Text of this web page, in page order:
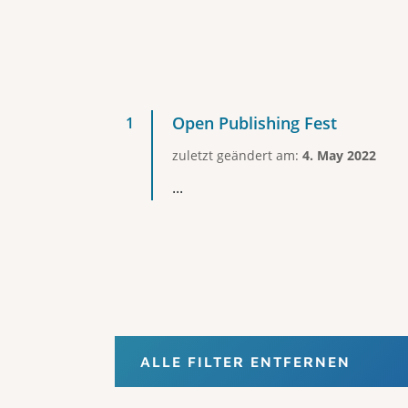
Open Publishing Fest
zuletzt geändert am: 4. May 2022
...
ALLE FILTER ENTFERNEN